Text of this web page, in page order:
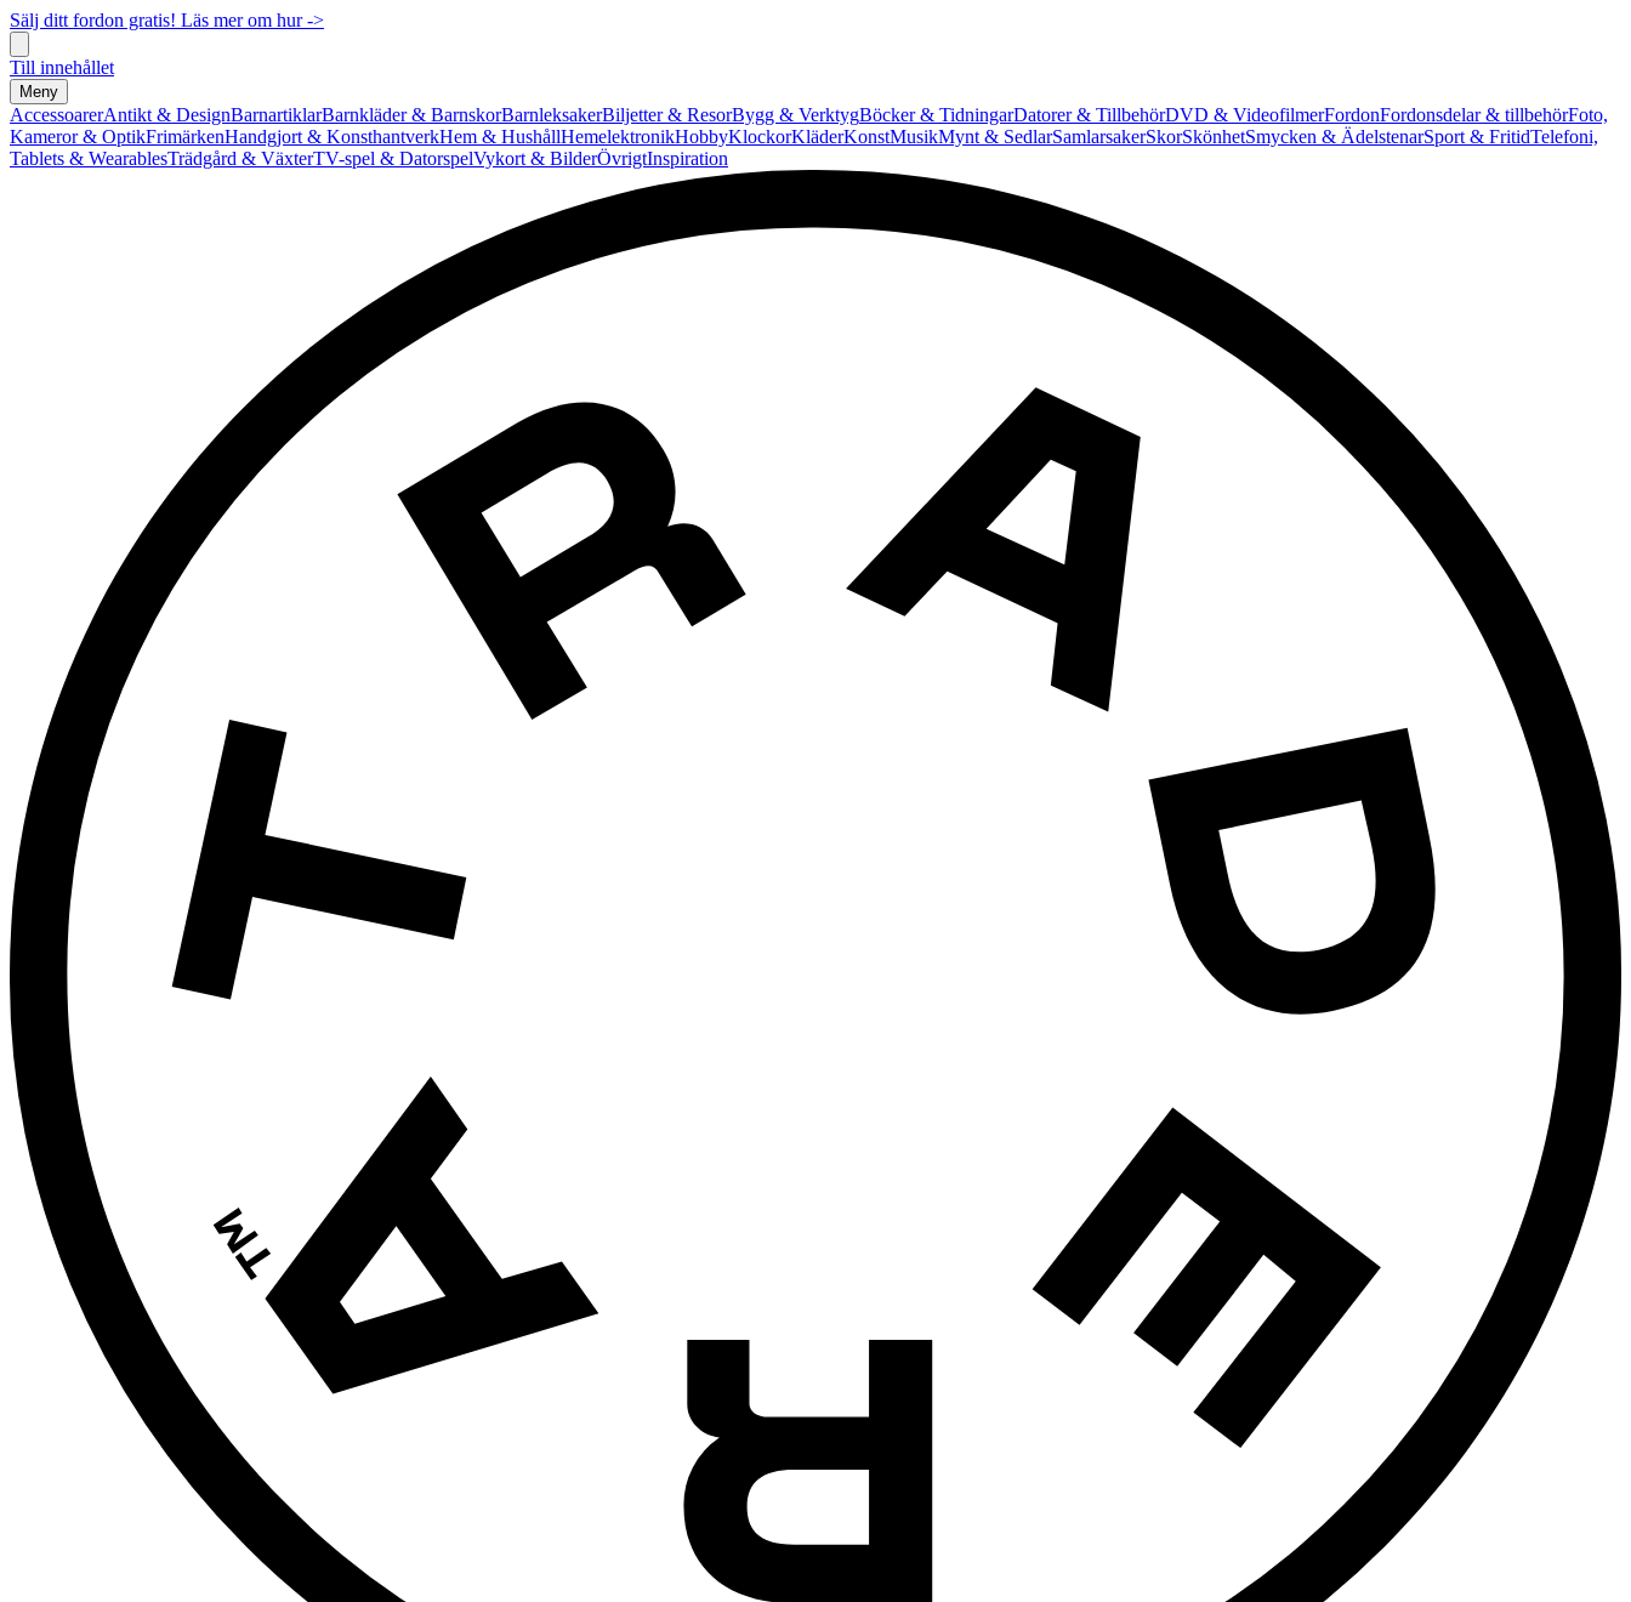
Sälj ditt fordon gratis! Läs mer om hur ->
Till innehållet
Meny
AccessoarerAntikt & DesignBarnartiklarBarnkläder & BarnskorBarnleksakerBiljetter & ResorBygg & VerktygBöcker & TidningarDatorer & TillbehörDVD & VideofilmerFordonFordonsdelar & tillbehörFoto,
Kameror & OptikFrimärkenHandgjort & KonsthantverkHem & HushållHemelektronikHobbyKlockorKläderKonstMusikMynt & SedlarSamlarsakerSkorSkönhetSmycken & ÄdelstenarSport & FritidTelefoni,
Tablets & WearablesTrädgård & VäxterTV-spel & DatorspelVykort & BilderÖvrigtInspiration